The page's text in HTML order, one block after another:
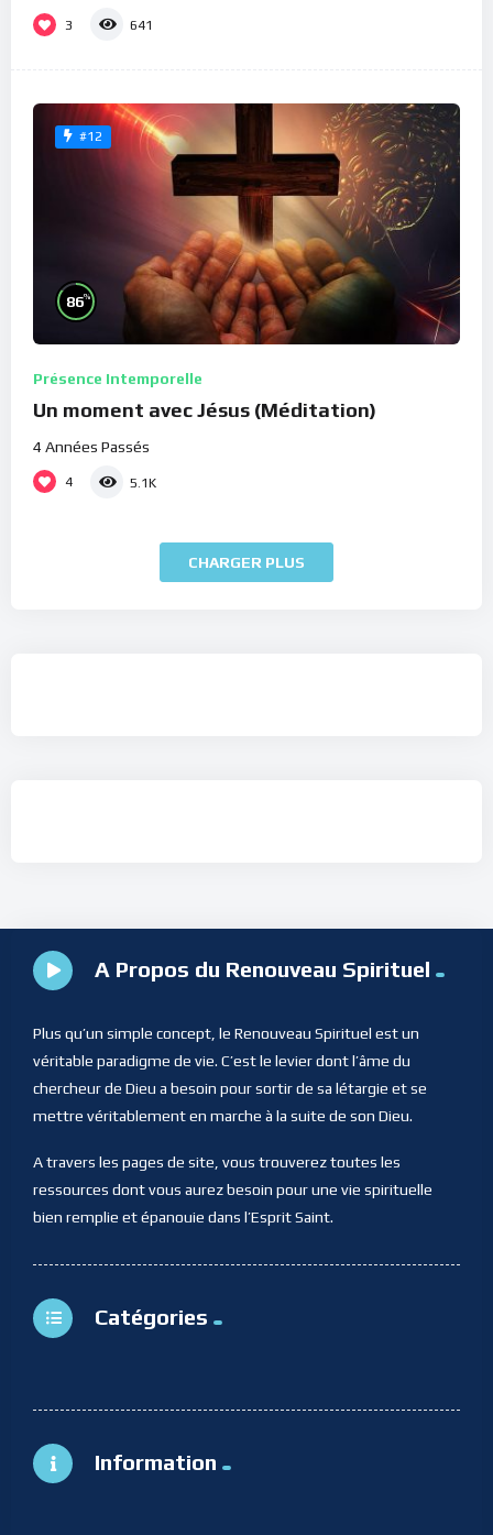
3 641
#12
86%
Présence Intemporelle
Un moment avec Jésus (Méditation)
4 Années Passés
4 5.1K
CHARGER PLUS
A Propos du Renouveau Spirituel
Plus qu’un simple concept, le Renouveau Spirituel est un
véritable paradigme de vie. C’est le levier dont l’âme du
chercheur de Dieu a besoin pour sortir de sa létargie et se
mettre véritablement en marche à la suite de son Dieu.
A travers les pages de site, vous trouverez toutes les
ressources dont vous aurez besoin pour une vie spirituelle
bien remplie et épanouie dans l’Esprit Saint.
Catégories
Information